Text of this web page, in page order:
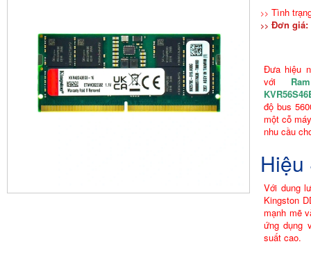
>> Tình
>> Đơn giá:
Đưa hiệu
với
độ bus
một cỗ
nhu cầu
Hiệu
Với dung
Kingston
mạnh mẽ
ứng dụng
suất cao.